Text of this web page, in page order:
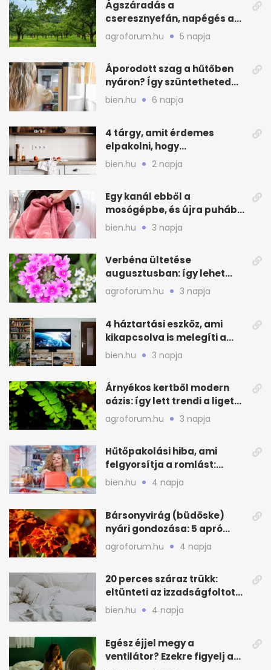
Ágszáradás a
cseresznyefán, napégés a
kajszin: mit tehetsz most?
agroforum.hu 5 napja
Áporodott szag a hűtőben
nyáron? Így szüntetheted
meg olcsón
bien.hu 6 napja
4 tárgy, amit érdemes
elpakolni, hogy
hűvösebbnek tűnjön a lakás
bien.hu 2 napja
Egy kanál ebből a
mosógépbe, és újra puhább
lesz a törölköző
bien.hu 3 napja
Verbéna ültetése
augusztusban: így lehet
még idén virágos a kert
agroforum.hu 3 napja
4 háztartási eszköz, ami
kikapcsolva is melegíti a
lakást
bien.hu 3 napja
Árnyékos kertből modern
oázis: így lett trendi a ligetes
zöld
agroforum.hu 3 napja
Hűtőpakolási hiba, ami
felgyorsítja a romlást:
zónákra figyelj
bien.hu 4 napja
Bársonyvirág (büdöske)
nyári gondozása: 5 apró
lépés a dús virágzásért
agroforum.hu 4 napja
20 perces száraz trükk:
eltünteti az izzadságfoltot
és a szagot a matracról
bien.hu 4 napja
Egész éjjel megy a
ventilátor? Ezekre figyelj a